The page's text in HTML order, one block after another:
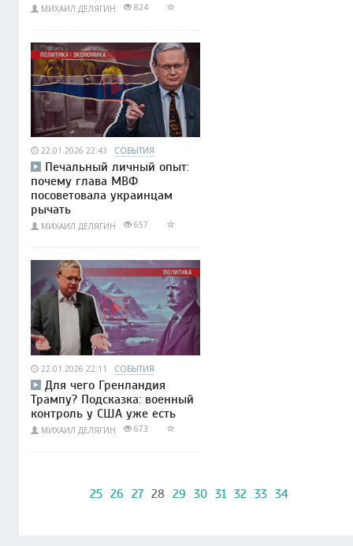
МИХАИЛ ДЕЛЯГИН 824
22.01.2026 22:43 СОБЫТИЯ
Печальный личный опыт:
почему глава МВФ
посоветовала украинцам
рычать
МИХАИЛ ДЕЛЯГИН 657
22.01.2026 22:11 СОБЫТИЯ
Для чего Гренландия
Трампу? Подсказка: военный
контроль у США уже есть
МИХАИЛ ДЕЛЯГИН 673
25 26 27 28 29 30 31 32 33 34